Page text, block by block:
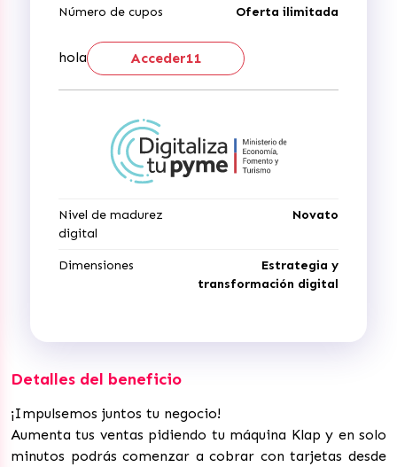
Número de cupos Oferta ilimitada
hola Acceder11
Nivel de madurez
digital
Novato
Dimensiones
Estrategia y
transformación digital
Detalles del beneficio
¡Impulsemos juntos tu negocio!
Aumenta tus ventas pidiendo tu máquina Klap y en solo
minutos podrás comenzar a cobrar con tarjetas desde